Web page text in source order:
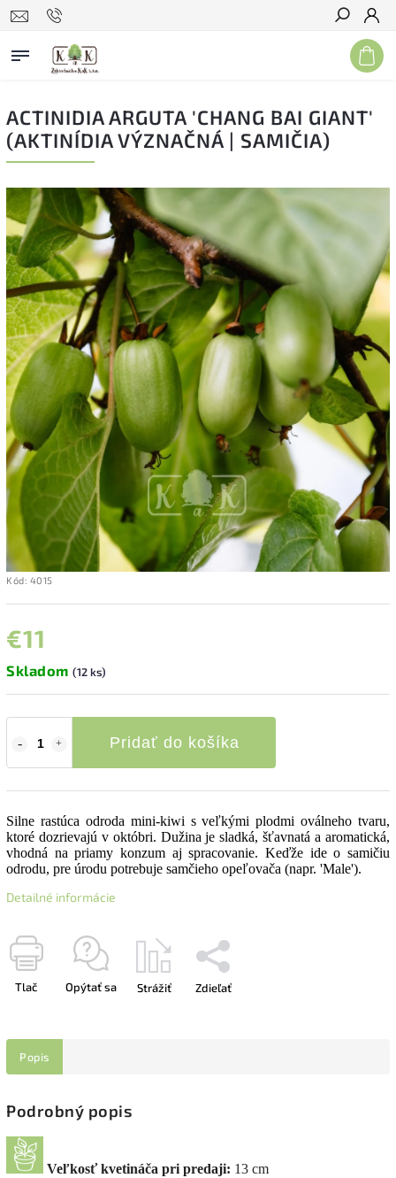
Hľadať
ACTINIDIA ARGUTA 'CHANG BAI GIANT'
(AKTINÍDIA VÝZNAČNÁ | SAMIČIA)
Kód: 4015
€11
Skladom (12 ks)
Pridať do košíka
Silne rastúca odroda mini-kiwi s veľkými plodmi oválneho tvaru,
ktoré dozrievajú v októbri. Dužina je sladká, šťavnatá a aromatická,
vhodná na priamy konzum aj spracovanie. Keďže ide o samičiu
odrodu, pre úrodu potrebuje samčieho opeľovača (napr. 'Male').
Detailné informácie
Tlač Opýtať sa Strážiť Zdieľať
Popis
Podrobný popis
Veľkosť kvetináča pri predaji: 13 cm